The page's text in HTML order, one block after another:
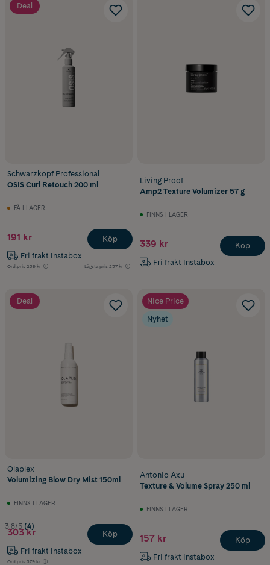
Deal
Schwarzkopf Professional
OSIS Curl Retouch 200 ml
FÅ I LAGER
191 kr
Fri frakt Instabox
Ord.pris 239 kr Lägsta pris 237 kr
Köp
Living Proof
Amp2 Texture Volumizer 57 g
FINNS I LAGER
339 kr
Fri frakt Instabox
Köp
Deal
Olaplex
Volumizing Blow Dry Mist 150ml
FINNS I LAGER
3.8/5 (4)
303 kr
Fri frakt Instabox
Ord.pris 379 kr
Köp
Nice Price
Nyhet
Antonio Axu
Texture & Volume Spray 250 ml
FINNS I LAGER
157 kr
Fri frakt Instabox
Köp